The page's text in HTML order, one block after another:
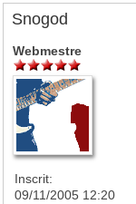
Snogod
Webmestre
Inscrit:
09/11/2005 12:20